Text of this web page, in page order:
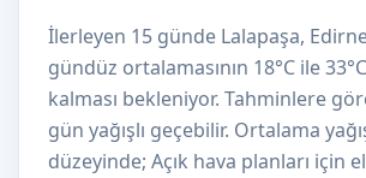
İlerleyen 15 günde Lalapaşa,
gündüz ortalamasının 18°C ile
kalması bekleniyor. Tahminlere
gün yağışlı geçebilir. Ortalama
düzeyinde; Açık hava planları için